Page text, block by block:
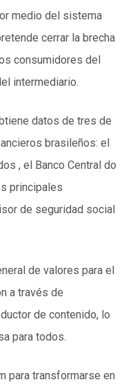
medio del sistema
cerrar la brecha
consumidores del
intermediario.
datos de tres de
brasileños: el
, el Banco Central do
principales
de seguridad social
de valores para el
a través de
de contenido, lo
para todos.
para transformarse en